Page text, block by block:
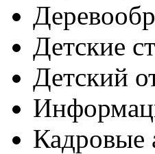
Детские
Детский
Кадровые